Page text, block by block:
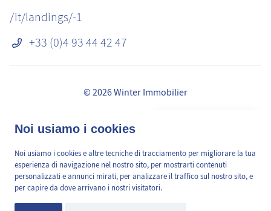
Noi usiamo i cookies
Noi usiamo i cookies e altre tecniche di tracciamento per migliorare la tua
esperienza di navigazione nel nostro sito, per mostrarti contenuti
personalizzati e annunci mirati, per analizzare il traffico sul nostro sito, e
per capire da dove arrivano i nostri visitatori.
/it/landings/-1
+33 (0)4 93 44 42 47
© 2026 Winter Immobilier
Commissioni
/it/pages/mediation-de-la-consommation
Mappa del sito
Cookies Preferences
valeur de votre bien, en 2
min, gratuitement.